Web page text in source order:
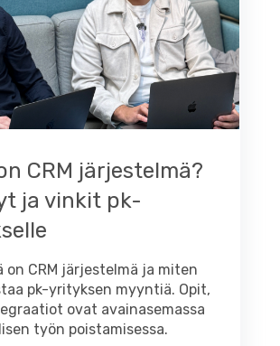
CRM järjestelmä?
ja vinkit pk-
on CRM järjestelmä ja miten
pk-yrityksen myyntiä. Opit,
ovat avainasemassa
työn poistamisessa.